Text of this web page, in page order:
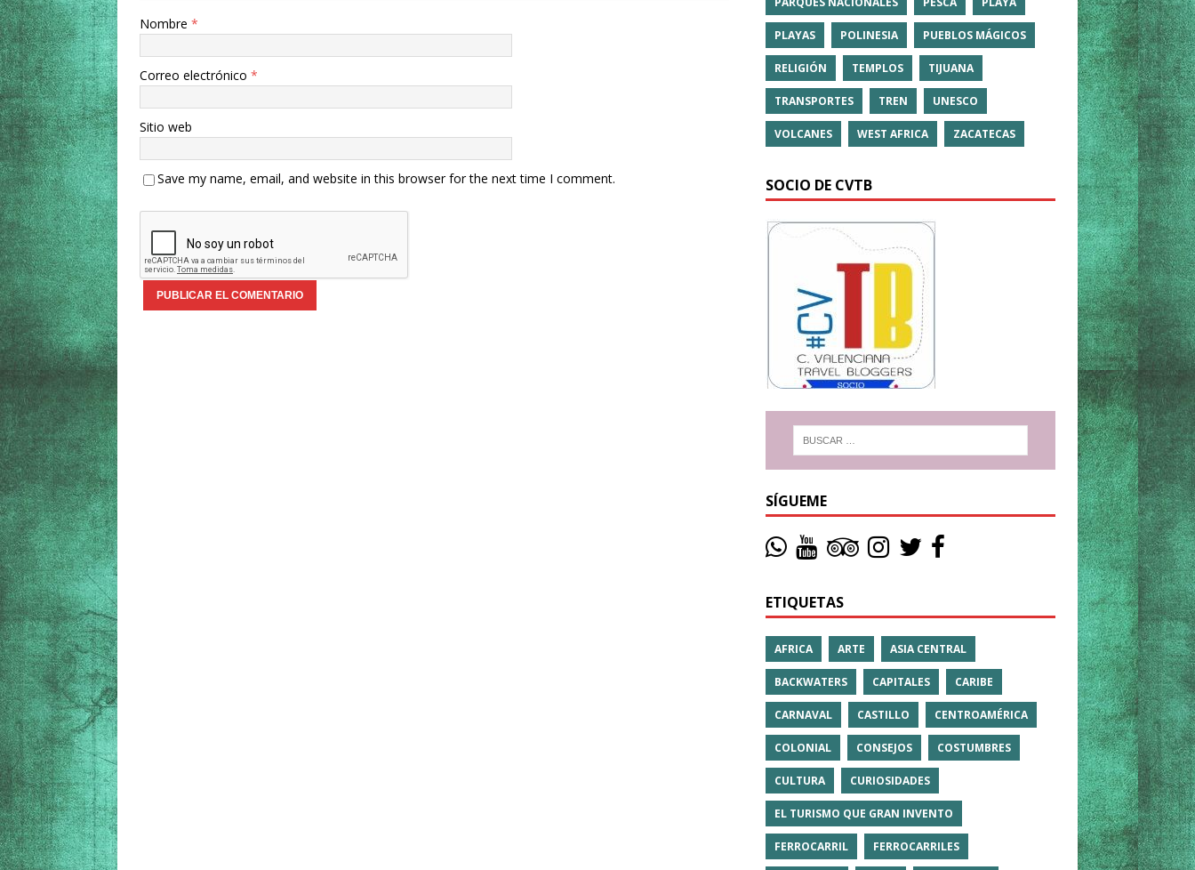
Nombre *
Correo electrónico *
Sitio web
Save my name, email, and website in this browser for the next time I comment.
PLAYAS POLINESIA PUEBLOS MÁGICOS
RELIGIÓN TEMPLOS TIJUANA
TRANSPORTES TREN UNESCO
VOLCANES WEST AFRICA ZACATECAS
SOCIO DE CVTB
SÍGUEME
ETIQUETAS
AFRICA ARTE ASIA CENTRAL
BACKWATERS CAPITALES CARIBE
CARNAVAL CASTILLO CENTROAMÉRICA
COLONIAL CONSEJOS COSTUMBRES
CULTURA CURIOSIDADES
EL TURISMO QUE GRAN INVENTO
FERROCARRIL FERROCARRILES